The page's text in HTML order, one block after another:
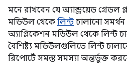
মনে রাখবেন যে অ্যান্ড্রয়েড গ্রেডল
মডিউল থেকে লিন্ট চালানো সমর্থন
অ্যাপ্লিকেশন মডিউল থেকে লিন্ট
বৈশিষ্ট্য মডিউলগুলিতে লিন্ট
রিপোর্টে সমস্ত সমস্যা অন্তর্ভুক্ত